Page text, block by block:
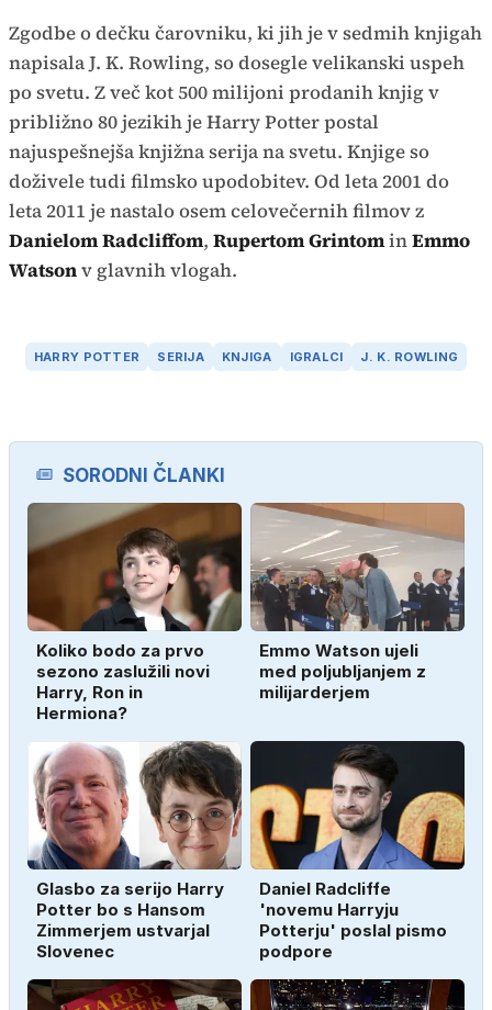
Zgodbe o dečku čarovniku, ki jih je v sedmih knjigah
napisala J. K. Rowling, so dosegle velikanski uspeh
po svetu. Z več kot 500 milijoni prodanih knjig v
približno 80 jezikih je Harry Potter postal
najuspešnejša knjižna serija na svetu. Knjige so
doživele tudi filmsko upodobitev. Od leta 2001 do
leta 2011 je nastalo osem celovečernih filmov z
Danielom Radcliffom, Rupertom GrintominEmmo
Watsonv glavnih vlogah.
HARRY POTTER SERIJA KNJIGA IGRALCI J. K. ROWLING
SORODNI ČLANKI
Koliko bodo za prvo
sezono zaslužili novi
Harry, Ron in
Hermiona?
Emmo Watson ujeli
med poljubljanjem z
milijarderjem
Glasbo za serijo Harry
Potter bo s Hansom
Zimmerjem ustvarjal
Slovenec
Daniel Radcliffe
'novemu Harryju
Potterju' poslal pismo
podpore